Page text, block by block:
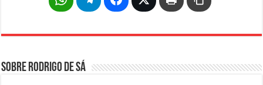
Sobre Rodrigo de Sá